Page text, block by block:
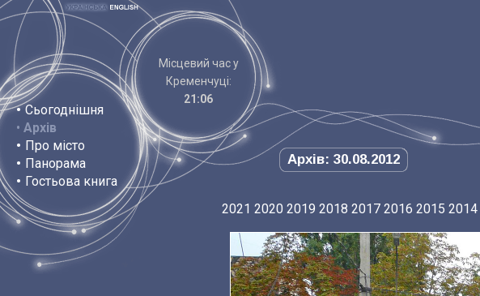
• Сьогоднішня
• Архів
• Про місто
• Панорама
• Гостьова книга
Місцевий час у
Кременчуці:
21:06
Архів: 30.08.2012
2021 2020 2019 2018 2017 2016 2015 2014